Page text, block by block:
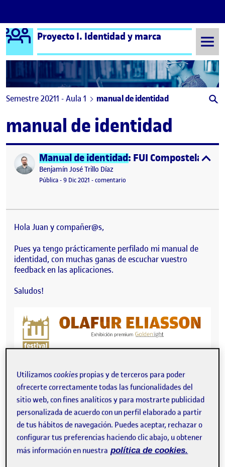
Saltar al contenido
Logo Ágora
Proyecto I. Identidad y marca
Semestre 20211 - Aula 1 manual de identidad
manual de identidad
Publicado porManual de identidad: FUI Compostela
Publicado por
Benjamín José Trillo Díaz
Visibilidad:
Pública-Fecha de publicación
9 Dic 2021 -comentario
Hola Juan y compañer@s,
Pues ya tengo prácticamente perfilado mi manual de
identidad, con muchas ganas de escuchar vuestro
feedback en las aplicaciones.
Saludos!
Utilizamoscookies propias y de terceros para poder
ofrecerte correctamente todas las funcionalidades del
sitio web, con fines analíticos y para mostrarte publicidad
personalizada de acuerdo con un perfil elaborado a partir
de tus hábitos de navegación. Puedes aceptar, rechazar o
configurar tus preferencias haciendo clic abajo, u obtener
más información en nuestra política de cookies.